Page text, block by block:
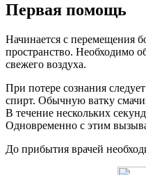
Первая помощь
Начинается с перемещения
пространство. Необходимо
свежего воздуха.
При потере сознания
спирт. Обычную ватку
В течение нескольких
Одновременно с этим
До прибытия врачей